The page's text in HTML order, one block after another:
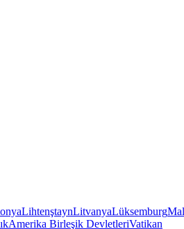
LihtenştaynLitvanyaLüksemburg
Amerika Birleşik DevletleriVatikan